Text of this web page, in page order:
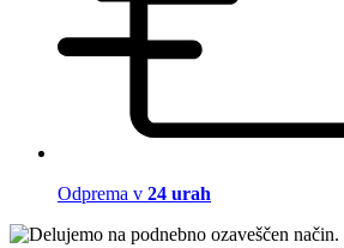
Odprema v 24 urah